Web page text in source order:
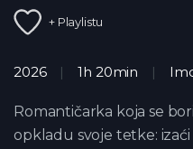
+ Playlistu
2026 1h 20min
Romantičarka koja se
opkladu svoje tetke: